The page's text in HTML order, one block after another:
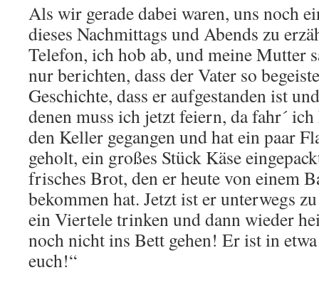
Als wir gerade dabei waren, uns noch
dieses Nachmittags und Abends zu
Telefon, ich hob ab, und meine Mutter
nur berichten, dass der Vater so
Geschichte, dass er aufgestanden ist
denen muss ich jetzt feiern, da fahr´
den Keller gegangen und hat ein paar
geholt, ein großes Stück Käse
frisches Brot, den er heute von einem
bekommen hat. Jetzt ist er unterwegs
ein Viertele trinken und dann wieder
noch nicht ins Bett gehen! Er ist in
euch!“